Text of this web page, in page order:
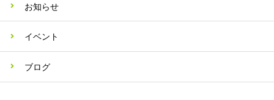
お知らせ
イベント
ブログ